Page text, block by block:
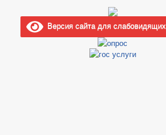
Версия сайта для слабовидящих